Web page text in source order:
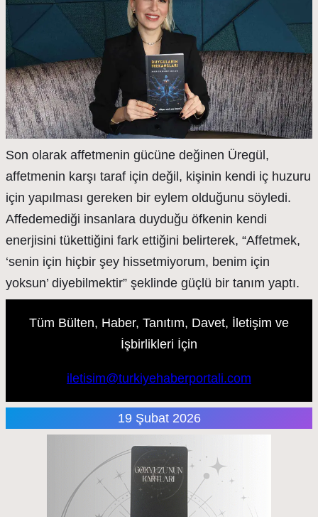
Son olarak affetmenin gücüne değinen Üregül,
affetmenin karşı taraf için değil, kişinin kendi iç huzuru
için yapılması gereken bir eylem olduğunu söyledi.
Affedemediği insanlara duyduğu öfkenin kendi
enerjisini tükettiğini fark ettiğini belirterek, “Affetmek,
‘senin için hiçbir şey hissetmiyorum, benim için
yoksun’ diyebilmektir” şeklinde güçlü bir tanım yaptı.
Tüm Bülten, Haber, Tanıtım, Davet, İletişim ve
İşbirlikleri İçin
iletisim@turkiyehaberportali.com
19 Şubat 2026